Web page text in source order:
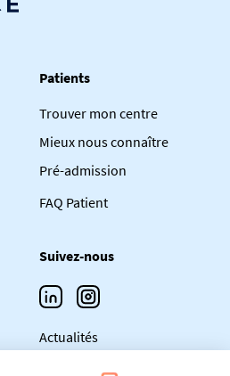
Patients
Trouver mon centre
Mieux nous connaître
Pré-admission
FAQ Patient
Suivez-nous
Actualités